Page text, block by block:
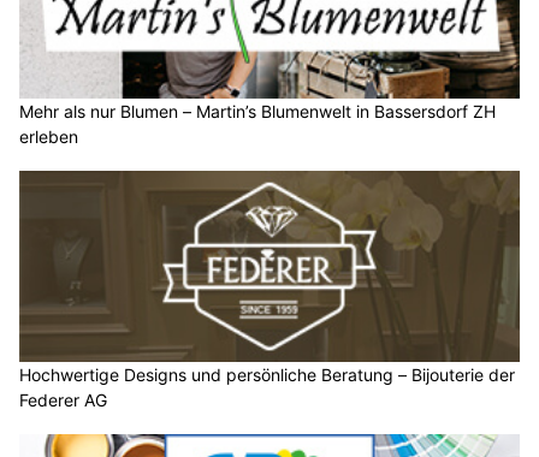
Mehr als nur Blumen – Martin’s Blumenwelt in Bassersdorf ZH
erleben
Hochwertige Designs und persönliche Beratung – Bijouterie der
Federer AG